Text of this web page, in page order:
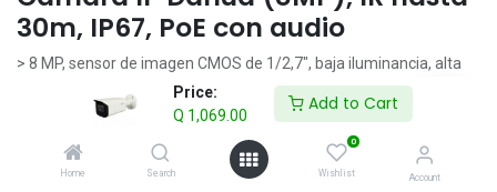
Price:
Q 1,069.00
Add to Cart
Home Search
0
Wishlist Account
30m, IP67, PoE con audio
> 8 MP, sensor de imagen CMOS de 1/2,7", baja iluminancia, alta
> Salidas máx. 8 MP (3840 × 2160) a 15 fps y admite 2688 × 1520
> Códec H.265, alta tasa de compresión, tasa de bits ultrabaja
> LED IR incorporado, distancia IR máxima: 80 m